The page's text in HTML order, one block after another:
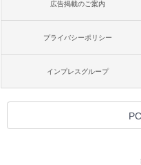
広告掲載のご案内
プライバシーポリシー
インプレスグループ